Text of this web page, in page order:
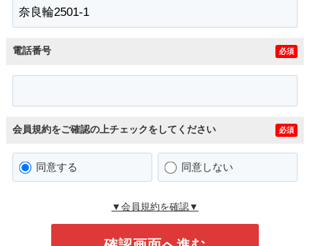
電話番号 必須
会員規約をご確認の上チェックをしてください 必須
同意する 同意しない
▼会員規約を確認▼